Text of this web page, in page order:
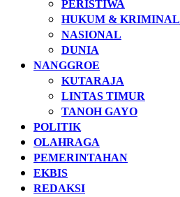
PERISTIWA
HUKUM & KRIMINAL
NASIONAL
DUNIA
NANGGROE
KUTARAJA
LINTAS TIMUR
TANOH GAYO
POLITIK
OLAHRAGA
PEMERINTAHAN
EKBIS
REDAKSI